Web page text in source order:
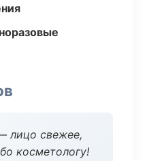
лицо свежее,
косметологу!